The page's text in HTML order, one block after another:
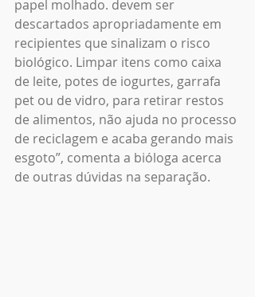
papel molhado. devem ser
descartados apropriadamente em
recipientes que sinalizam o risco
biológico. Limpar itens como caixa
de leite, potes de iogurtes, garrafa
pet ou de vidro, para retirar restos
de alimentos, não ajuda no processo
de reciclagem e acaba gerando mais
esgoto”, comenta a bióloga acerca
de outras dúvidas na separação.